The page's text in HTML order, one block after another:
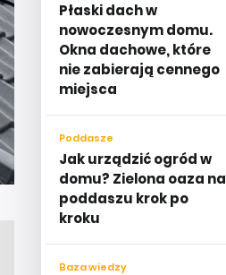
Płaski dach w
nowoczesnym domu.
Okna dachowe, które
nie zabierają cennego
miejsca
Poddasze
Jak urządzić ogród w
domu? Zielona oaza na
poddaszu krok po
kroku
Baza wiedzy